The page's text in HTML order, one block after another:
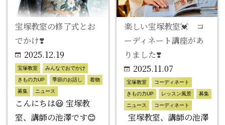
宝塚教室の修了式とお
でかけ❣️
2025.12.19
宝塚教室 みんなでおでかけ
きもの力UP 季節のお話し 着物
募集 ニュース
こんにちは😃 宝塚教
室、講師の池澤です😊
楽しい宝塚教室💓 コ
ーディネート講座があ
りました❣️
2025.11.07
宝塚教室 コーディネート
きもの力UP レッスン風景 募集
ニュース コーディネート
宝塚教室、講師の池澤